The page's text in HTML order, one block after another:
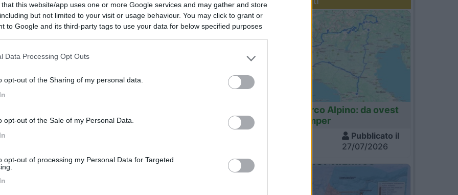
that this website/app uses one or more Google services and may gather and store
but not limited to your visit or usage behaviour. You may click to grant or
to Google and its third-party tags to use your data for below specified purposes
Data Processing Opt Outs
opt-out of the Sharing of my personal data.
opt-out of the Sale of my Personal Data.
opt-out of processing my Personal Data for Targeted
Ungheria, Slovacchia, Austria, Italia
- Lubiana, Budapest,
Vienna, Graz, Gorizia, Cesenatico, San Marino, Perugia, Vicovaro
il26/01/2026
luglio 2025
a Mare, Giardini Naxos, Taormina, Gole dell'Alcantara, Lido di
Marzamemi, Isola delle Correnti, Siracusa, Patti, Capo d'Orlando
il23/10/2025 Vai al diario
Tour dell'Arco Alpino: da ovest
a est in camper
Pubblicato il
27/07/2026